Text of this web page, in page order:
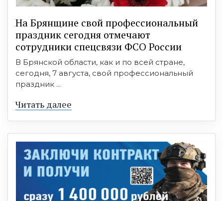
На Брянщине свой профессиональный
праздник сегодня отмечают
сотрудники спецсвязи ФСО России
В Брянской области, как и по всей стране,
сегодня, 7 августа, свой профессиональный
праздник ...
Читать далее